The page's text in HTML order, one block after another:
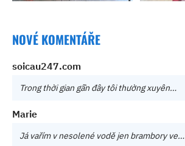
NOVÉ KOMENTÁŘE
soicau247.com
Trong thời gian gần đây tôi thường xuyên…
Marie
Já vařím v nesolené vodě jen brambory ve…